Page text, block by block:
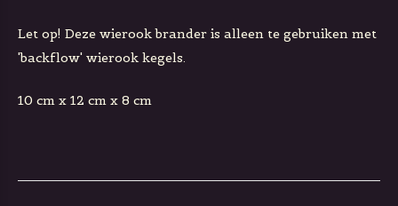
Let op! Deze wierook brander is alleen te gebruiken met
'backflow' wierook kegels.
10 cm x 12 cm x 8 cm